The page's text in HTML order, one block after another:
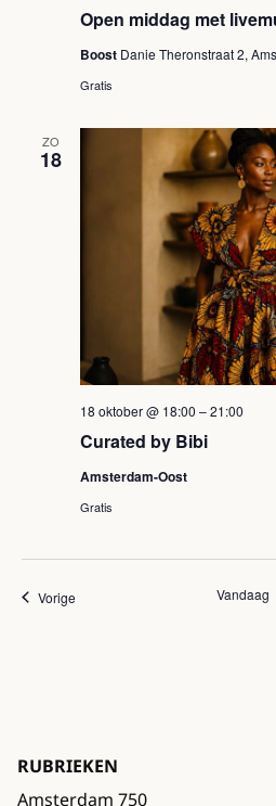
Open middag met
Boost Danie Theronstraat 2,
Gratis
ZO
18
Curated by Bibi
18 oktober @ 18:00 –21:00
Amsterdam-Oost
Gratis
VorigeEvenementen Vandaag
RUBRIEKEN
Amsterdam 750